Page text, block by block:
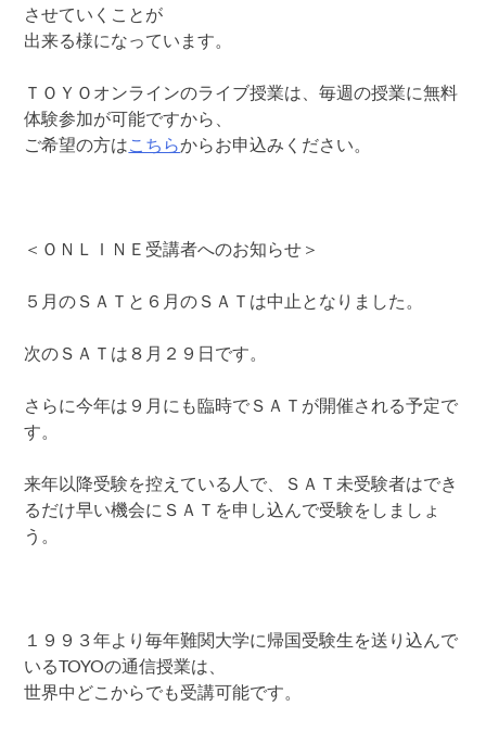
させていくことが
出来る様になっています。
ＴＯＹＯオンラインのライブ授業は、毎週の授業に無料
体験参加が可能ですから、
ご希望の方はこちらからお申込みください。
＜ＯＮＬＩＮＥ受講者へのお知らせ＞
５月のＳＡＴと６月のＳＡＴは中止となりました。
次のＳＡＴは８月２９日です。
さらに今年は９月にも臨時でＳＡＴが開催される予定で
す。
来年以降受験を控えている人で、ＳＡＴ未受験者はでき
るだけ早い機会にＳＡＴを申し込んで受験をしましょ
う。
１９９３年より毎年難関大学に帰国受験生を送り込んで
いるTOYOの通信授業は、
世界中どこからでも受講可能です。